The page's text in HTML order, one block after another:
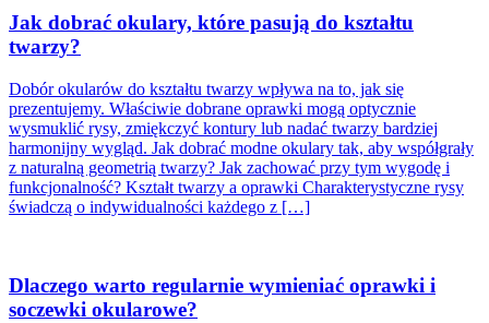
Jak dobrać okulary, które pasują do kształtu
twarzy?
Dobór okularów do kształtu twarzy wpływa na to, jak się
prezentujemy. Właściwie dobrane oprawki mogą optycznie
wysmuklić rysy, zmiękczyć kontury lub nadać twarzy bardziej
harmonijny wygląd. Jak dobrać modne okulary tak, aby współgrały
z naturalną geometrią twarzy? Jak zachować przy tym wygodę i
funkcjonalność? Kształt twarzy a oprawki Charakterystyczne rysy
świadczą o indywidualności każdego z […]
Dlaczego warto regularnie wymieniać oprawki i
soczewki okularowe?